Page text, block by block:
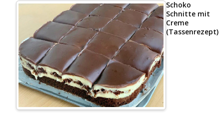
Schoko
Schnitte mit
Creme
(Tassenrezept)